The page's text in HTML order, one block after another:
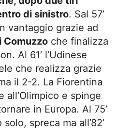
di sinistro. Sal 57’
vantaggio grazie ad
Comuzzo che finalizza
Al 61’ l’Udinese
che realizza grazie
il 2-2. La Fiorentina
all’Olimpico e spinge
in Europa. Al 75’
spreca ma all’82’